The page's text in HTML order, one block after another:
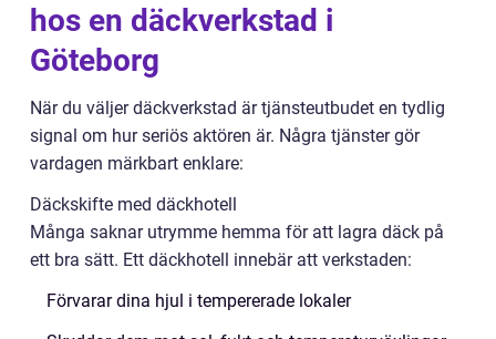
hos en däckverkstad i
Göteborg
När du väljer däckverkstad är tjänsteutbudet en tydlig
signal om hur seriös aktören är. Några tjänster gör
vardagen märkbart enklare:
Däckskifte med däckhotell
Många saknar utrymme hemma för att lagra däck på
ett bra sätt. Ett däckhotell innebär att verkstaden:
Förvarar dina hjul i tempererade lokaler